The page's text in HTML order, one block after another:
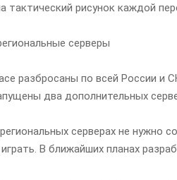
тактический рисунок каждой
серверы
разбросаны по всей России и
два дополнительных
серверах не нужно
В ближайших планах